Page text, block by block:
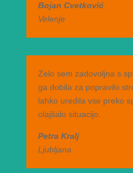
Bojan Cvetković
Velenje
Zelo sem zadovoljna s
ga dobila za popravilo
lahko uredila vse preko
olajšalo situacijo.
Petra Kralj
Ljubljana